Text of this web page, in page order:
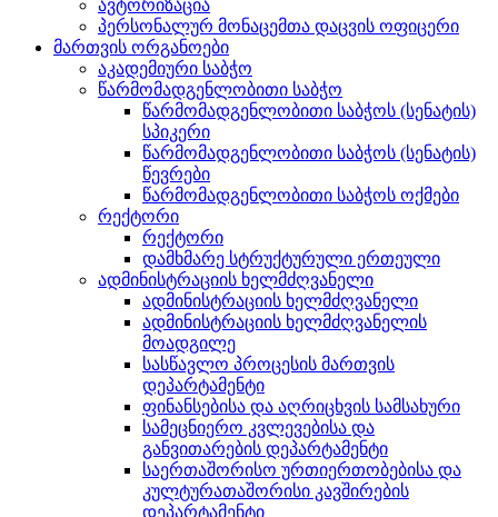
ავტორიზაცია
პერსონალურ მონაცემთა დაცვის ოფიცერი
მართვის ორგანოები
აკადემიური საბჭო
წარმომადგენლობითი საბჭო
წარმომადგენლობითი საბჭოს (სენატის)
სპიკერი
წარმომადგენლობითი საბჭოს (სენატის)
წევრები
წარმომადგენლობითი საბჭოს ოქმები
რექტორი
რექტორი
დამხმარე სტრუქტურული ერთეული
ადმინისტრაციის ხელმძღვანელი
ადმინისტრაციის ხელმძღვანელი
ადმინისტრაციის ხელმძღვანელის
მოადგილე
სასწავლო პროცესის მართვის
დეპარტამენტი
ფინანსებისა და აღრიცხვის სამსახური
სამეცნიერო კვლევებისა და
განვითარების დეპარტამენტი
საერთაშორისო ურთიერთობებისა და
კულტურათაშორისი კავშირების
დეპარტამენტი